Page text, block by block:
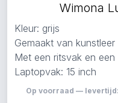
Wimona
Kleur: grijs
Gemaakt van kunstleer
Met een ritsvak en
Laptopvak: 15 inch
Op voorraad — levertijd: